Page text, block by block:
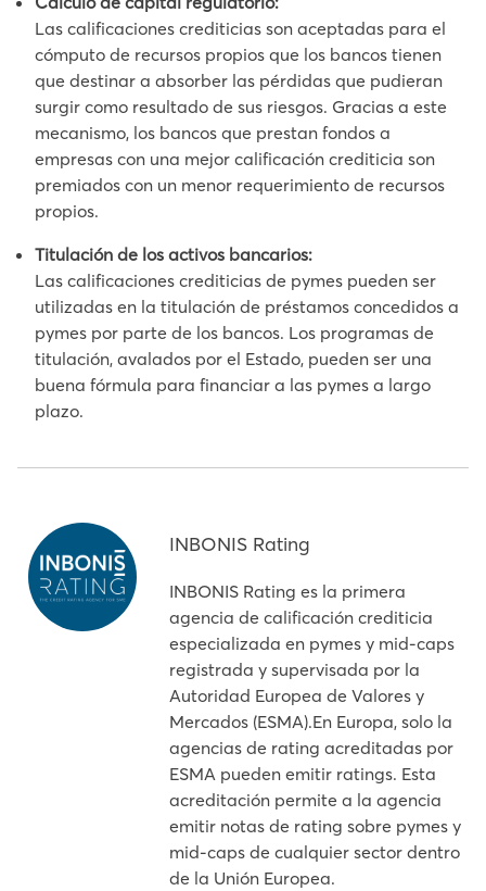
Las calificaciones crediticias son aceptadas para el
cómputo de recursos propios que los bancos tienen
que destinar a absorber las pérdidas que pudieran
surgir como resultado de sus riesgos. Gracias a este
mecanismo, los bancos que prestan fondos a
empresas con una mejor calificación crediticia son
premiados con un menor requerimiento de recursos
propios.
Titulación de los activos bancarios:
Las calificaciones crediticias de pymes pueden ser
utilizadas en la titulación de préstamos concedidos a
pymes por parte de los bancos. Los programas de
titulación, avalados por el Estado, pueden ser una
buena fórmula para financiar a las pymes a largo
plazo.
INBONIS Rating
INBONIS Rating es la primera
agencia de calificación crediticia
especializada en pymes y mid-caps
registrada y supervisada por la
Autoridad Europea de Valores y
Mercados (ESMA).En Europa, solo la
agencias de rating acreditadas por
ESMA pueden emitir ratings. Esta
acreditación permite a la agencia
emitir notas de rating sobre pymes y
mid-caps de cualquier sector dentro
de la Unión Europea.